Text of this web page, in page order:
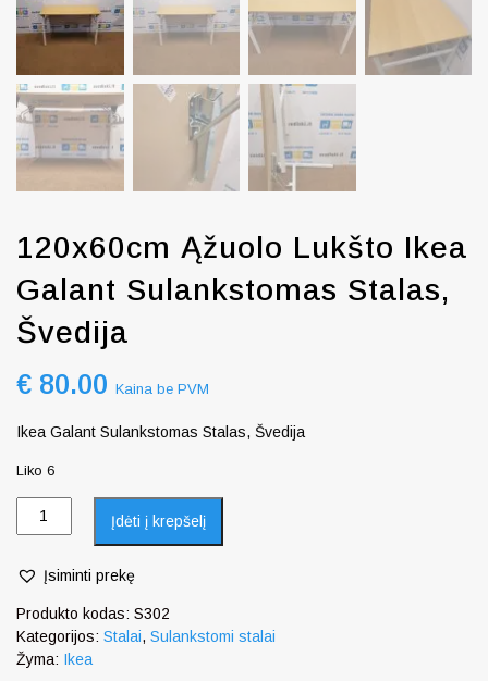
120x60cm Ąžuolo Lukšto Ikea
Galant Sulankstomas Stalas,
Švedija
€ 80.00 Kaina be PVM
Ikea Galant Sulankstomas Stalas, Švedija
Liko 6
Įdėti į krepšelį
Įsiminti prekę
Produkto kodas: S302
Kategorijos: Stalai, Sulankstomi stalai
Žyma: Ikea